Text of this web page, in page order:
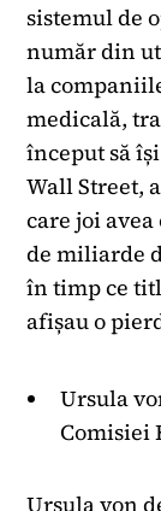
sistemul de
număr din
la
medicală,
început să
Wall Street,
care joi avea
de miliarde
în timp ce
afișau o
Ursula
Comisiei
Ursula von